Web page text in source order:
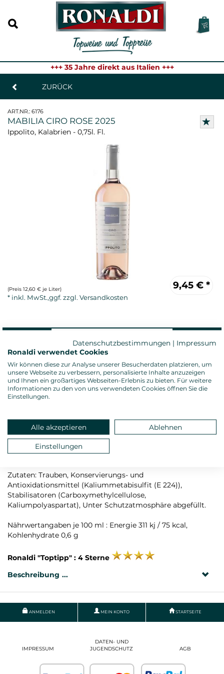
+++ 35 Jahre direkt aus Italien +++
ZURÜCK
ART.NR.: 6176
MABILIA CIRO ROSE 2025
Ippolito, Kalabrien - 0,75l. Fl.
9,45 € *
(Preis 12,60 € je Liter)
Rosewein, trocken
Alkoholgehalt: 13,0 %vol.
Allergenhinweis: enthält Sulfite
Verschluss: Presskorken
Land: Italien, Anbauregion: Kalabrien
Rebsorte: Gaglioppo
Zutaten: Trauben, Konservierungs- und
Antioxidationsmittel (Kaliummetabisulfit (E 224)),
Stabilisatoren (Carboxymethylcellulose,
Kaliumpolyaspartat), Unter Schutzatmosphäre abgefüllt.
Nährwertangaben je 100 ml : Energie 311 kj / 75 kcal,
Kohlenhydrate 0,6 g
Ronaldi "Toptipp" : 4 Sterne
Beschreibung
ANMELDEN MEIN KONTO STARTSEITE
IMPRESSUM
DATEN- UND
JUGENDSCHUTZ
AGB
Datenschutzbestimmungen | Impressum
Ronaldi verwendet Cookies
Wir können diese zur Analyse unserer Besucherdaten platzieren, um
unsere Webseite zu verbessern, personalisierte Inhalte anzuzeigen
und Ihnen ein großartiges Webseiten-Erlebnis zu bieten. Für weitere
Informationen zu den von uns verwendeten Cookies öffnen Sie die
Einstellungen.
Alle akzeptieren Ablehnen
Einstellungen